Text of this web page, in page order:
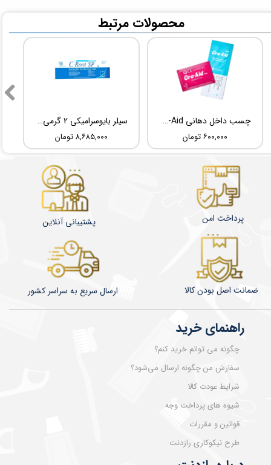
سیلر بایوسرامیکی 2 گرمی Root Dental Medical C-Root SP
۸,۶۸۵,۰۰۰ تومان
چسب داخل دهانی TBM Ora-Aid
۶۰۰,۰۰۰ تومان
​محصولات مرتبط
راهنمای خرید
چگونه می توانم خرید کنم؟
سفارش من چگونه ارسال می‌شود؟
شرایط عودت کالا
شیوه های پرداخت وجه
قوانین و مقررات
طرح نیکوکاری رازدنت
​​​​ارسال سریع به سراسر کشور ضمانت اصل بودن کالا
پشتیبانی آنلاین پرداخت امن